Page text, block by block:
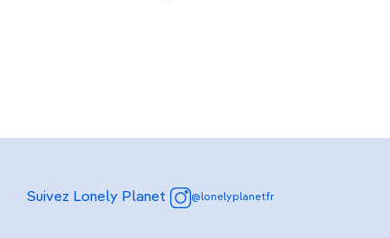
Suivez Lonely Planet @lonelyplanetfr